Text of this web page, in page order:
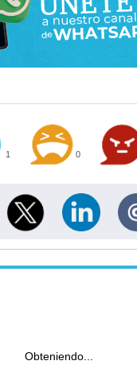
1 0
Obteniendo...